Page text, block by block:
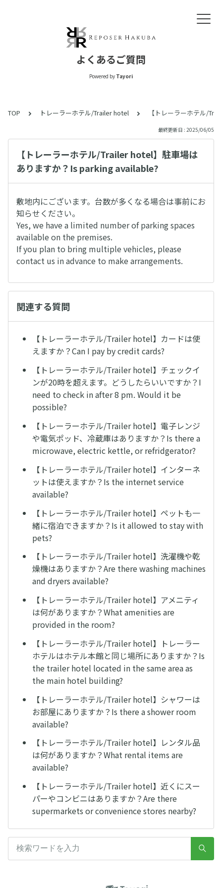
よくあるご質問
Powered by Tayori
TOP トレーラーホテル/Trailer hotel 【トレーラーホテル/
最終更新日 : 2025/06/05
【トレーラーホテル/Trailer hotel】駐車場は
ありますか？Is parking available?
敷地内にございます。台数が多くなる場合は事前にお
知らせください。
Yes, we have a limited number of parking spaces
available on the premises.
If you plan to bring multiple vehicles, please
contact us in advance to make arrangements.
関連する質問
【トレーラーホテル/Trailer hotel】カードは使
えますか？Can I pay by credit cards?
【トレーラーホテル/Trailer hotel】チェックイ
ンが20時を超えます。どうしたらいいですか？I
need to check in after 8 pm. Would it be
possible?
【トレーラーホテル/Trailer hotel】電子レンジ
や電気ポッド、冷蔵庫はありますか？Is there a
microwave, electric kettle, or refridgerator?
【トレーラーホテル/Trailer hotel】インターネ
ットは使えますか？Is the internet service
available?
【トレーラーホテル/Trailer hotel】ペットも一
緒に宿泊できますか？Is it allowed to stay with
pets?
【トレーラーホテル/Trailer hotel】洗濯機や乾
燥機はありますか？Are there washing machines
and dryers available?
【トレーラーホテル/Trailer hotel】アメニティ
は何がありますか？What amenities are
provided in the room?
【トレーラーホテル/Trailer hotel】トレーラー
ホテルはホテル本館と同じ場所にありますか？Is
the trailer hotel located in the same area as
the main hotel building?
【トレーラーホテル/Trailer hotel】シャワーは
お部屋にありますか？Is there a shower room
available?
【トレーラーホテル/Trailer hotel】レンタル品
は何がありますか？What rental items are
available?
【トレーラーホテル/Trailer hotel】近くにスー
パーやコンビニはありますか？Are there
supermarkets or convenience stores nearby?